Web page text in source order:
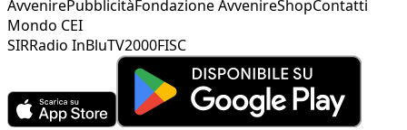
AvvenirePubblicitàFondazione AvvenireShopContatti
Mondo CEI
SIRRadio InBluTV2000FISC